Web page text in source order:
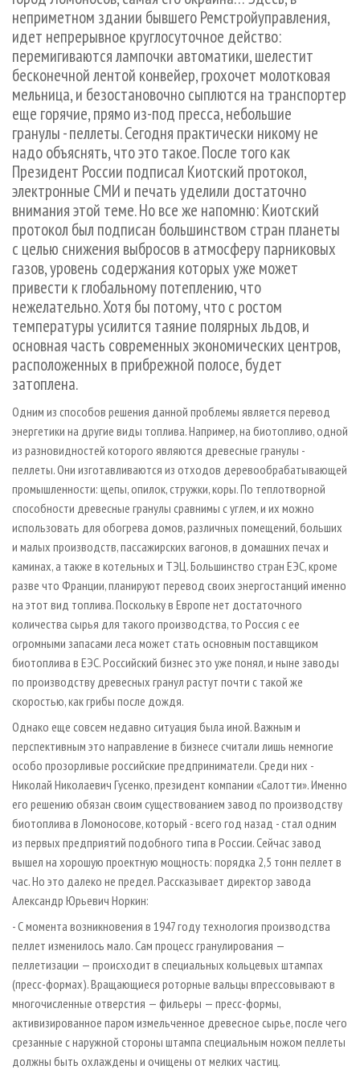
СУШКА ДРЕВЕСИНЫ
ПРОИЗВОДСТВО ДРЕВЕСНЫХ ПЛИТ
ДЕРЕВЯННОЕ ДОМОСТРОЕНИЕ
ПРОИЗВОДСТВО МЕБЕЛИ
БИОЭНЕРГЕТИКА
ЦБП
ИНСТРУМЕНТ И МАТЕРИАЛЫ
ПЕРСОНЫ
МОБИЛЬНЫЕ ВЫСТАВКИ
ОФИЦИАЛЬНЫЕ ДЕЛЕГАЦИИ
ПРИОРИТЕТНЫЕ ИНВЕСТПРОЕКТЫ
RUSSIAN FORESTRY REVIEW
ГАЗЕТА ЛЕСПРОМФОРУМ
БИБЛИОТЕКА СПЕЦИАЛИСТА
КОНТАКТЫ
РЕКЛАМА
РЕКЛАМА НА САЙТЕ
неприметном здании бывшего Ремстройуправления,
идет непрерывное круглосуточное действо:
перемигиваются лампочки автоматики, шелестит
бесконечной лентой конвейер, грохочет молотковая
мельница, и безостановочно сыплются на транспортер
еще горячие, прямо из-под пресса, небольшие
гранулы - пеллеты. Сегодня практически никому не
надо объяснять, что это такое. После того как
Президент России подписал Киотский протокол,
электронные СМИ и печать уделили достаточно
внимания этой теме. Но все же напомню: Киотский
протокол был подписан большинством стран планеты
с целью снижения выбросов в атмосферу парниковых
газов, уровень содержания которых уже может
привести к глобальному потеплению, что
нежелательно. Хотя бы потому, что с ростом
температуры усилится таяние полярных льдов, и
основная часть современных экономических центров,
расположенных в прибрежной полосе, будет
затоплена.
Одним из способов решения данной проблемы является перевод
энергетики на другие виды топлива. Например, на биотопливо, одной
из разновидностей которого являются древесные гранулы -
пеллеты. Они изготавливаются из отходов деревообрабатывающей
промышленности: щепы, опилок, стружки, коры. По теплотворной
способности древесные гранулы сравнимы с углем, и их можно
использовать для обогрева домов, различных помещений, больших
и малых производств, пассажирских вагонов, в домашних печах и
каминах, а также в котельных и ТЭЦ. Большинство стран ЕЭС, кроме
разве что Франции, планируют перевод своих энергостанций именно
на этот вид топлива. Поскольку в Европе нет достаточного
количества сырья для такого производства, то Россия с ее
огромными запасами леса может стать основным поставщиком
биотоплива в ЕЭС. Российский бизнес это уже понял, и ныне заводы
по производству древесных гранул растут почти с такой же
скоростью, как грибы после дождя.
Однако еще совсем недавно ситуация была иной. Важным и
перспективным это направление в бизнесе считали лишь немногие
особо прозорливые российские предприниматели. Среди них -
Николай Николаевич Гусенко, президент компании «Салотти». Именно
его решению обязан своим существованием завод по производству
биотоплива в Ломоносове, который - всего год назад - стал одним
из первых предприятий подобного типа в России. Сейчас завод
вышел на хорошую проектную мощность: порядка 2,5 тонн пеллет в
час. Но это далеко не предел. Рассказывает директор завода
Александр Юрьевич Норкин:
- С момента возникновения в 1947 году технология производства
пеллет изменилось мало. Сам процесс гранулирования —
пеллетизации — происходит в специальных кольцевых штампах
(пресс-формах). Вращающиеся роторные вальцы впрессовывают в
многочисленные отверстия — фильеры — пресс-формы,
активизированное паром измельченное древесное сырье, после чего
срезанные с наружной стороны штампа специальным ножом пеллеты
должны быть охлаждены и очищены от мелких частиц.